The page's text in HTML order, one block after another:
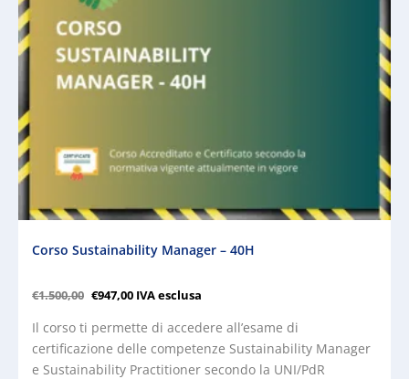
Corso Sustainability Manager – 40H
€1.500,00 €947,00 IVA esclusa
Il corso ti permette di accedere all’esame di
certificazione delle competenze Sustainability Manager
e Sustainability Practitioner secondo la UNI/PdR